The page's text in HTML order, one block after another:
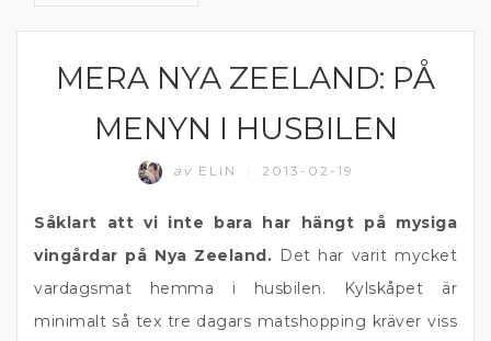
NYA ZEELAND
MERA NYA ZEELAND: PÅ
MENYN I HUSBILEN
av ELIN 2013-02-19
Såklart att vi inte bara har hängt på mysiga
vingårdar på Nya Zeeland. Det har varit mycket
vardagsmat hemma i husbilen. Kylskåpet är
minimalt så tex tre dagars matshopping kräver viss